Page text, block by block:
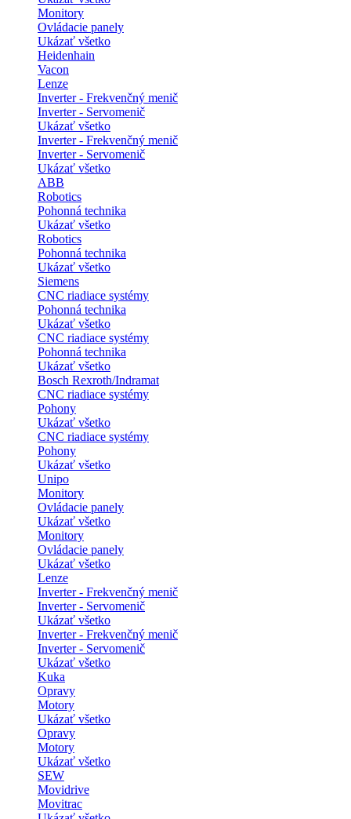
Monitory
Ovládacie panely
Ukázať všetko
Heidenhain
Vacon
Lenze
Inverter - Frekvenčný menič
Inverter - Servomenič
Ukázať všetko
Inverter - Frekvenčný menič
Inverter - Servomenič
Ukázať všetko
ABB
Robotics
Pohonná technika
Ukázať všetko
Robotics
Pohonná technika
Ukázať všetko
Siemens
CNC riadiace systémy
Pohonná technika
Ukázať všetko
CNC riadiace systémy
Pohonná technika
Ukázať všetko
Bosch Rexroth/Indramat
CNC riadiace systémy
Pohony
Ukázať všetko
CNC riadiace systémy
Pohony
Ukázať všetko
Unipo
Monitory
Ovládacie panely
Ukázať všetko
Monitory
Ovládacie panely
Ukázať všetko
Lenze
Inverter - Frekvenčný menič
Inverter - Servomenič
Ukázať všetko
Inverter - Frekvenčný menič
Inverter - Servomenič
Ukázať všetko
Kuka
Opravy
Motory
Ukázať všetko
Opravy
Motory
Ukázať všetko
SEW
Movidrive
Movitrac